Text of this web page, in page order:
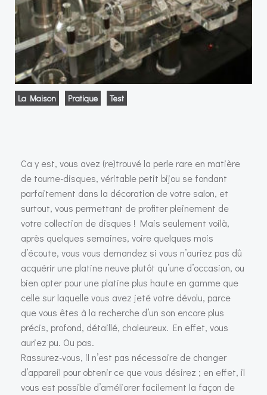
La Maison Pratique Test
Ca y est, vous avez (re)trouvé la perle rare en matière
de tourne-disques, véritable petit bijou se fondant
parfaitement dans la décoration de votre salon, et
surtout, vous permettant de profiter pleinement de
votre collection de disques ! Mais seulement voilà,
après quelques semaines, voire quelques mois
d’écoute, vous vous demandez si vous n’auriez pas dû
acquérir une platine neuve plutôt qu’une d’occasion, ou
bien opter pour une platine plus haute en gamme que
celle sur laquelle vous avez jeté votre dévolu, parce
que vous êtes à la recherche d’un son encore plus
précis, profond, détaillé, chaleureux. En effet, vous
auriez pu. Ou pas.
Rassurez-vous, il n’est pas nécessaire de changer
d’appareil pour obtenir ce que vous désirez ; en effet, il
vous est possible d’améliorer facilement la façon de